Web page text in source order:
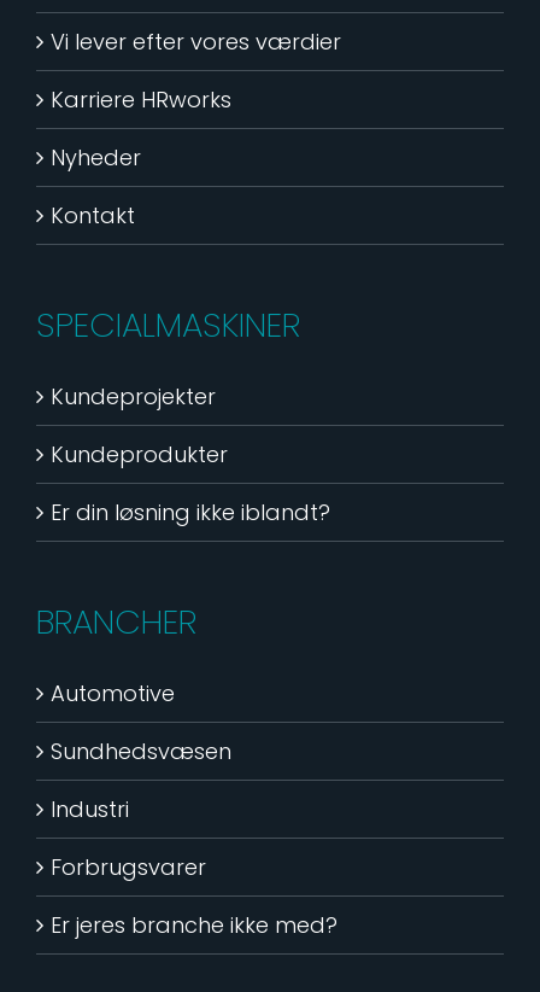
Vi lever efter vores værdier
Karriere HRworks
Nyheder
Kontakt
SPECIALMASKINER
Kundeprojekter
Kundeprodukter
Er din løsning ikke iblandt?
BRANCHER
Automotive
Sundhedsvæsen
Industri
Forbrugsvarer
Er jeres branche ikke med?